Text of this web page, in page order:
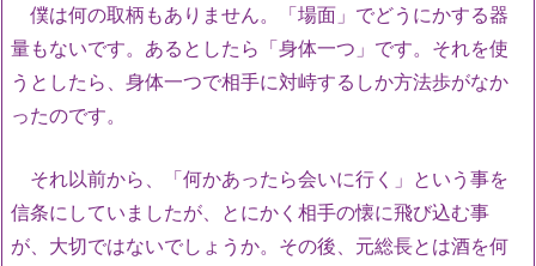
僕は何の取柄もありません。「場面」でどうにかする器
量もないです。あるとしたら「身体一つ」です。それを使
うとしたら、身体一つで相手に対峙するしか方法歩がなか
ったのです。
それ以前から、「何かあったら会いに行く」という事を
信条にしていましたが、とにかく相手の懐に飛び込む事
が、大切ではないでしょうか。その後、元総長とは酒を何